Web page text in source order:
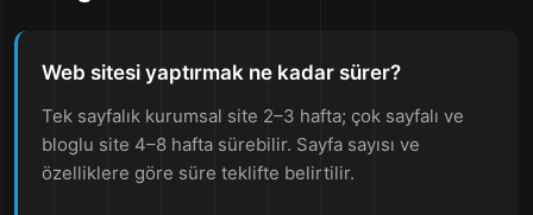
Web sitesi yaptırmak ne kadar sürer?
Tek sayfalık kurumsal site 2–3 hafta; çok sayfalı ve
bloglu site 4–8 hafta sürebilir. Sayfa sayısı ve
özelliklere göre süre teklifte belirtilir.